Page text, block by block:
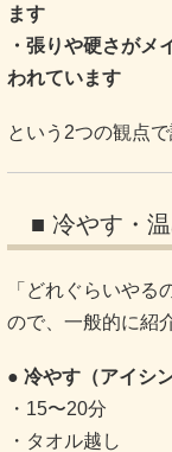
ます
・張りや硬さが
われています
という2つの観点
■ 冷やす・
「どれぐらいや
ので、一般的に紹
● 冷やす（アイシン
・15〜20分
・タオル越し